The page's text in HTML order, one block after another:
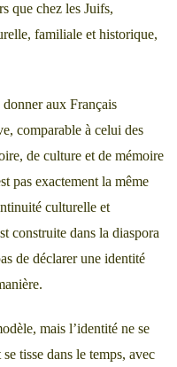
que chez les Juifs,
familiale et historique,
aux Français
comparable à celui des
de culture et de mémoire
pas exactement la même
culturelle et
construite dans la diaspora
de déclarer une identité
mais l’identité ne se
tisse dans le temps, avec